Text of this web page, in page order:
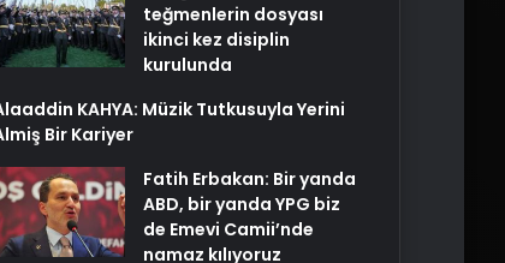
teğmenlerin dosyası
ikinci kez disiplin
kurulunda
KAHYA: Müzik Tutkusuyla Yerini
Bir Kariyer
Fatih Erbakan: Bir yanda
ABD, bir yanda YPG biz
de Emevi Camii’nde
namaz kılıyoruz